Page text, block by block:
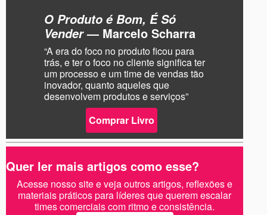
O Produto é Bom, É Só
Vender— Marcelo Scharra
“A era do foco no produto ficou para
trás, e ter o foco no cliente significa ter
um processo e um time de vendas tão
inovador, quanto aqueles que
desenvolvem produtos e serviços”
Comprar Livro
Quer ler mais artigos como esse?
Acesse nosso site e veja outros artigos, reflexões e
materiais práticos para líderes que querem escalar
times comerciais com ritmo e consistência.